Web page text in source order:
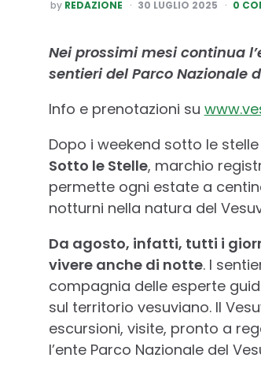
POSTED
BY
by REDAZIONE 30 LUGLIO 2025 0
Nei prossimi mesi continua
sentieri del Parco Nazionale
Info e prenotazioni su
Dopo i weekend sotto le
Sotto le Stelle, marchio
permette ogni estate a
notturni nella natura del
Da agosto, infatti, tutti i
vivere anche di notte. I
compagnia delle esperte
sul territorio vesuviano. Il
escursioni, visite, pronto a
l’ente Parco Nazionale del